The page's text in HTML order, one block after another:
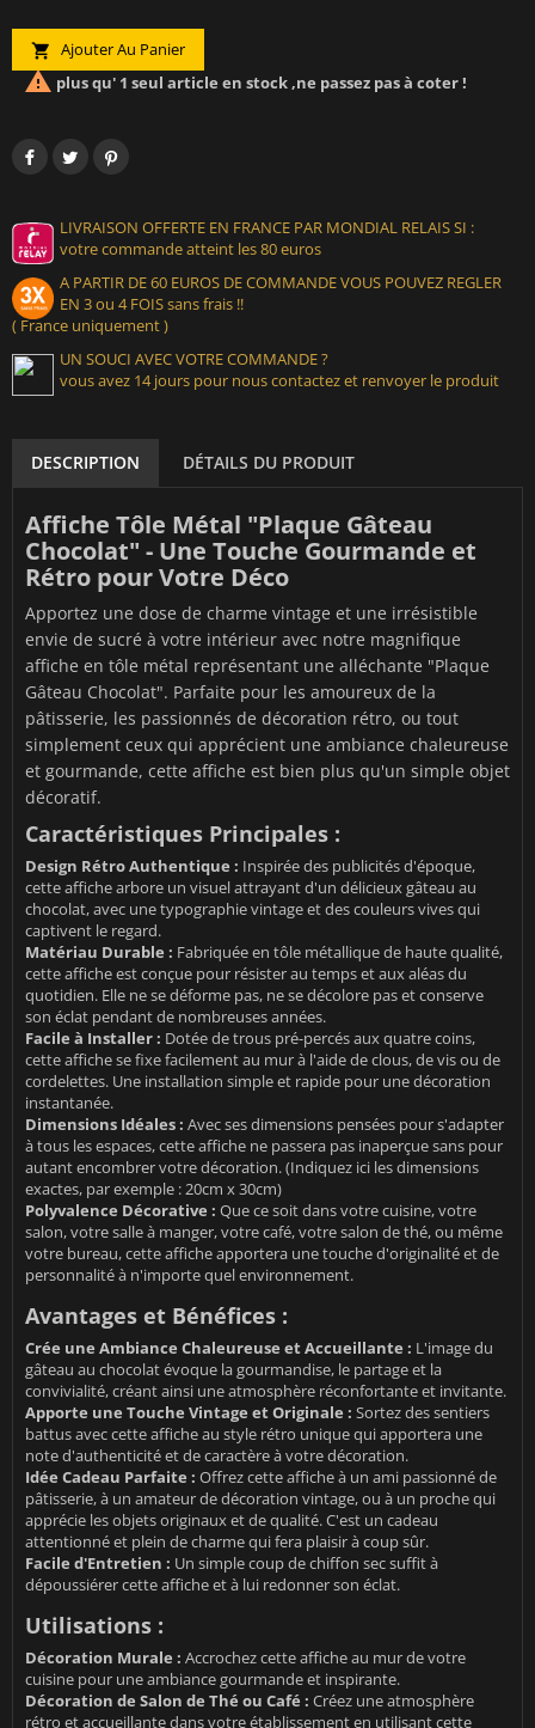
 Ajouter Au Panier
 plus qu' 1 seul article en stock ,ne passez pas à coter !
LIVRAISON OFFERTE EN FRANCE PAR MONDIAL RELAIS SI :
votre commande atteint les 80 euros
A PARTIR DE 60 EUROS DE COMMANDE VOUS POUVEZ REGLER
EN 3 ou 4 FOIS sans frais !!
( France uniquement )
UN SOUCI AVEC VOTRE COMMANDE ?
vous avez 14 jours pour nous contactez et renvoyer le produit
DESCRIPTION DÉTAILS DU PRODUIT
Affiche Tôle Métal "Plaque Gâteau
Chocolat" - Une Touche Gourmande et
Rétro pour Votre Déco
Apportez une dose de charme vintage et une irrésistible
envie de sucré à votre intérieur avec notre magnifique
affiche en tôle métal représentant une alléchante "Plaque
Gâteau Chocolat". Parfaite pour les amoureux de la
pâtisserie, les passionnés de décoration rétro, ou tout
simplement ceux qui apprécient une ambiance chaleureuse
et gourmande, cette affiche est bien plus qu'un simple objet
décoratif.
Caractéristiques Principales :
Design Rétro Authentique : Inspirée des publicités d'époque,
cette affiche arbore un visuel attrayant d'un délicieux gâteau au
chocolat, avec une typographie vintage et des couleurs vives qui
captivent le regard.
Matériau Durable : Fabriquée en tôle métallique de haute qualité,
cette affiche est conçue pour résister au temps et aux aléas du
quotidien. Elle ne se déforme pas, ne se décolore pas et conserve
son éclat pendant de nombreuses années.
Facile à Installer : Dotée de trous pré-percés aux quatre coins,
cette affiche se fixe facilement au mur à l'aide de clous, de vis ou de
cordelettes. Une installation simple et rapide pour une décoration
instantanée.
Dimensions Idéales : Avec ses dimensions pensées pour s'adapter
à tous les espaces, cette affiche ne passera pas inaperçue sans pour
autant encombrer votre décoration. (Indiquez ici les dimensions
exactes, par exemple : 20cm x 30cm)
Polyvalence Décorative : Que ce soit dans votre cuisine, votre
salon, votre salle à manger, votre café, votre salon de thé, ou même
votre bureau, cette affiche apportera une touche d'originalité et de
personnalité à n'importe quel environnement.
Avantages et Bénéfices :
Crée une Ambiance Chaleureuse et Accueillante : L'image du
gâteau au chocolat évoque la gourmandise, le partage et la
convivialité, créant ainsi une atmosphère réconfortante et invitante.
Apporte une Touche Vintage et Originale : Sortez des sentiers
battus avec cette affiche au style rétro unique qui apportera une
note d'authenticité et de caractère à votre décoration.
Idée Cadeau Parfaite : Offrez cette affiche à un ami passionné de
pâtisserie, à un amateur de décoration vintage, ou à un proche qui
apprécie les objets originaux et de qualité. C'est un cadeau
attentionné et plein de charme qui fera plaisir à coup sûr.
Facile d'Entretien : Un simple coup de chiffon sec suffit à
dépoussiérer cette affiche et à lui redonner son éclat.
Utilisations :
Décoration Murale : Accrochez cette affiche au mur de votre
cuisine pour une ambiance gourmande et inspirante.
Décoration de Salon de Thé ou Café : Créez une atmosphère
rétro et accueillante dans votre établissement en utilisant cette